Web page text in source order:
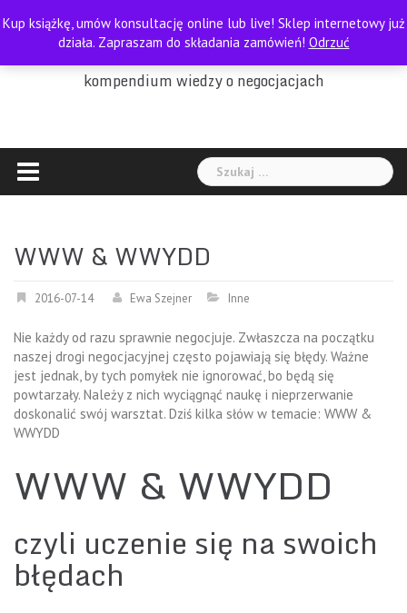
to
PORADNIK NEGOCJATORA
kompendium wiedzy o negocjacjach
Szukaj:
WWW & WWYDD
2016-07-14 Ewa Szejner Inne
Nie każdy od razu sprawnie negocjuje. Zwłaszcza na początku
naszej drogi negocjacyjnej często pojawiają się błędy. Ważne
jest jednak, by tych pomyłek nie ignorować, bo będą się
powtarzały. Należy z nich wyciągnąć naukę i nieprzerwanie
doskonalić swój warsztat. Dziś kilka słów w temacie: WWW &
WWYDD
WWW & WWYDD
czyli uczenie się na swoich
błędach
Kup książkę, umów konsultację online lub live! Sklep internetowy już
działa. Zapraszam do składania zamówień! Odrzuć